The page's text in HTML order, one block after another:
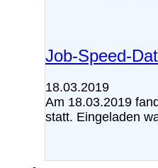
Job-Speed-
18.03.2019
Am 18.03.2019
statt. Eingeladen